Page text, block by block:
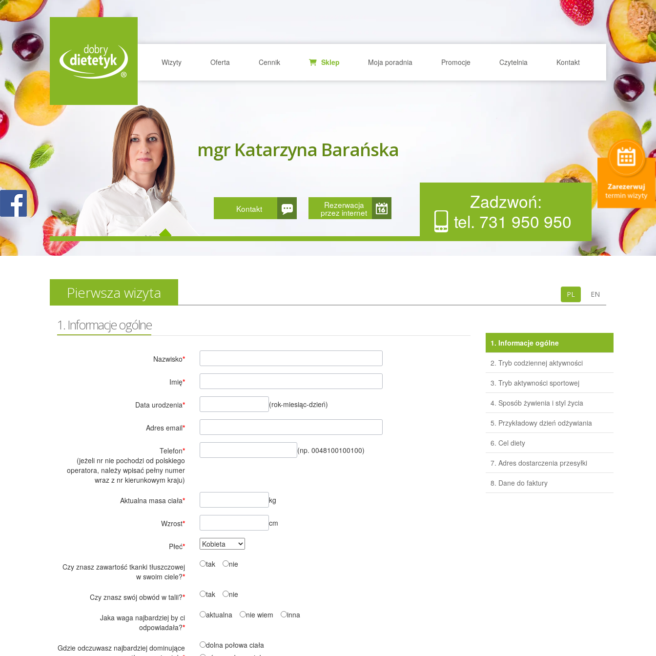
Wizyty Oferta Cennik Sklep Moja poradnia Promocje Czytelnia Kontakt
Kontakt Rezerwacja
przez internet
Zadzwoń:
tel. 731 950 950
mgr Katarzyna Barańska
Pierwsza wizyta PL EN
1. Informacje ogólne
2. Tryb codziennej aktywności
3. Tryb aktywności sportowej
4. Sposób żywienia i styl życia
5. Przykładowy dzień odżywiania
6. Cel diety
7. Adres dostarczenia przesyłki
8. Dane do faktury
1. Informacje ogólne
Nazwisko*
Imię*
Data urodzenia* (rok-miesiąc-dzień)
Adres email*
Telefon*
(jeżeli nr nie pochodzi od polskiego
operatora, należy wpisać pełny numer
wraz z nr kierunkowym kraju)
(np. 0048100100100)
Aktualna masa ciała* kg
Wzrost* cm
Płeć*
Czy znasz zawartość tkanki tłuszczowej
w swoim ciele?*
tak nie
Czy znasz swój obwód w talii?* tak nie
Jaka waga najbardziej by ci
odpowiadała?*
aktualna nie wiem inna
Gdzie odczuwasz najbardziej dominujące
dolna połowa ciała